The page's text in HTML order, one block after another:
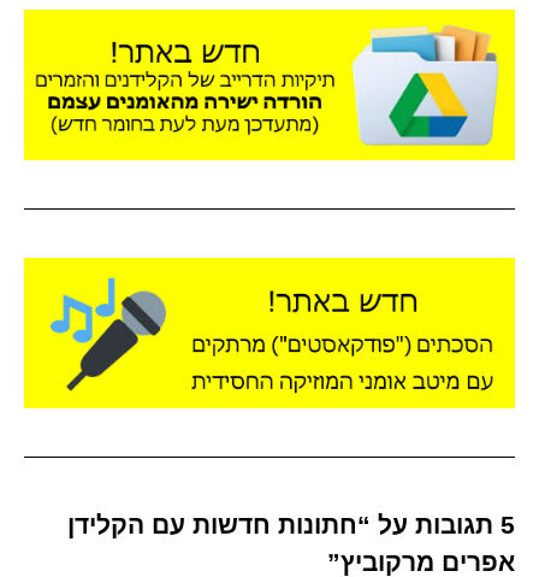
5 תגובות על “חתונות חדשות עם הקלידן
אפרים מרקוביץ”